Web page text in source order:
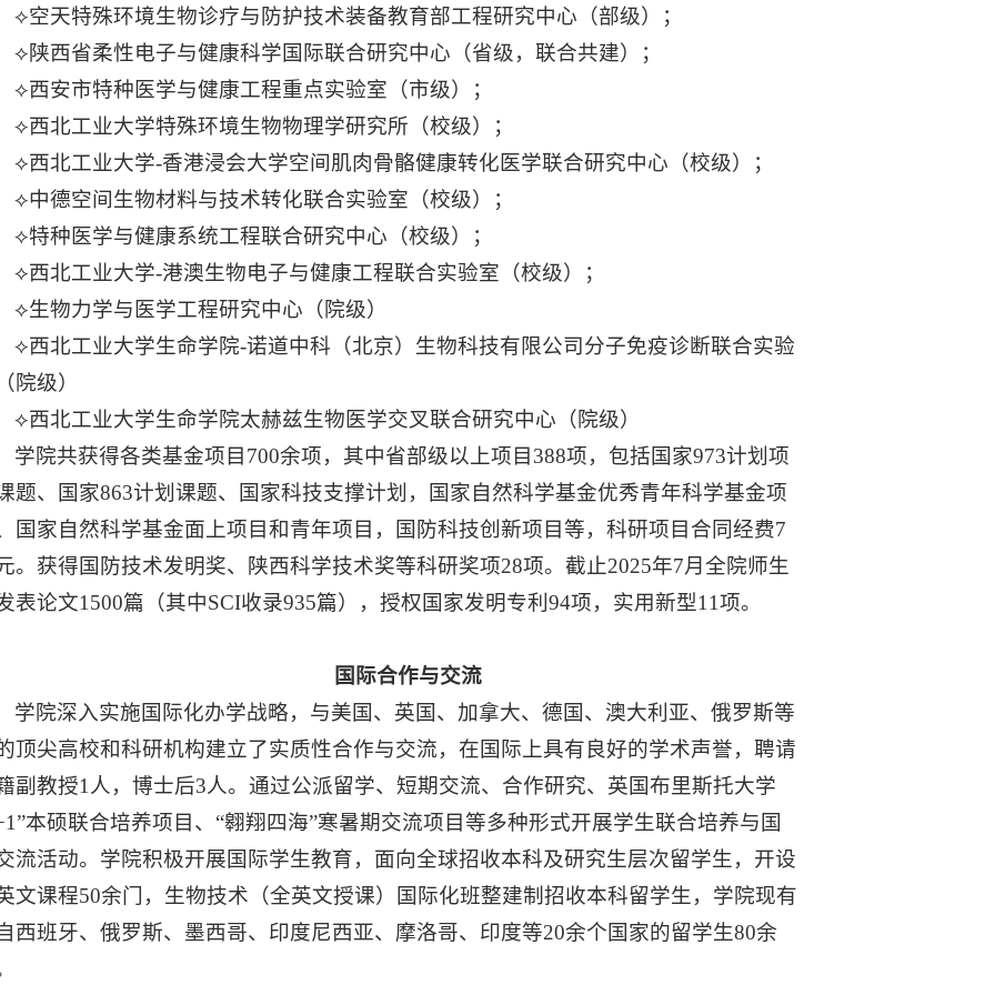
⟡空天特殊环境生物诊疗与防护技术装备教育部工程研究中心（部级）；
⟡陕西省柔性电子与健康科学国际联合研究中心（省级，联合共建）；
⟡西安市特种医学与健康工程重点实验室（市级）；
⟡西北工业大学特殊环境生物物理学研究所（校级）；
⟡西北工业大学-香港浸会大学空间肌肉骨骼健康转化医学联合研究中心（校级）；
⟡中德空间生物材料与技术转化联合实验室（校级）；
⟡特种医学与健康系统工程联合研究中心（校级）；
⟡西北工业大学-港澳生物电子与健康工程联合实验室（校级）；
⟡生物力学与医学工程研究中心（院级）
⟡西北工业大学生命学院-诺道中科（北京）生物科技有限公司分子免疫诊断联合实验
院级）
⟡西北工业大学生命学院太赫兹生物医学交叉联合研究中心（院级）
学院共获得各类基金项目700余项，其中省部级以上项目388项，包括国家973计划项
题、国家863计划课题、国家科技支撑计划，国家自然科学基金优秀青年科学基金项
国家自然科学基金面上项目和青年项目，国防科技创新项目等，科研项目合同经费7
。获得国防技术发明奖、陕西科学技术奖等科研奖项28项。截止2025年7月全院师生
表论文1500篇（其中SCI收录935篇），授权国家发明专利94项，实用新型11项。
国际合作与交流
学院深入实施国际化办学战略，与美国、英国、加拿大、德国、澳大利亚、俄罗斯等
顶尖高校和科研机构建立了实质性合作与交流，在国际上具有良好的学术声誉，聘请
副教授1人，博士后3人。通过公派留学、短期交流、合作研究、英国布里斯托大学
本硕联合培养项目、“翱翔四海”寒暑期交流项目等多种形式开展学生联合培养与国
流活动。学院积极开展国际学生教育，面向全球招收本科及研究生层次留学生，开设
文课程50余门，生物技术（全英文授课）国际化班整建制招收本科留学生，学院现有
西班牙、俄罗斯、墨西哥、印度尼西亚、摩洛哥、印度等20余个国家的留学生80余